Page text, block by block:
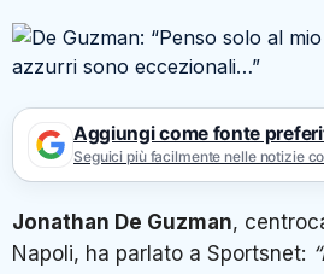
Aggiungi come fonte
Seguici più facilmente nelle notizie
Jonathan De Guzman,
Napoli, ha parlato a Sportsnet: